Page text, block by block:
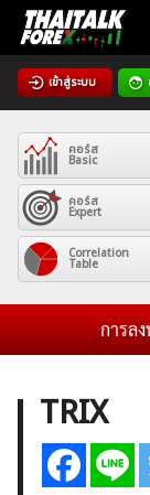
Skip
content
เข้าสู่ระบบ
Home
News
Articles
VPS Register
ค้นหา
สำหรับ:
คอร์ส
Basic
คอร์ส
Expert
Correlation
Table
การล
TRIX